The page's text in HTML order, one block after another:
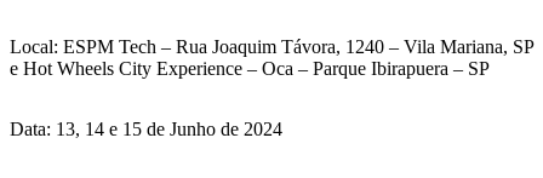
Local: ESPM Tech – Rua Joaquim Távora, 1240 – Vila Mariana, SP
e Hot Wheels City Experience – Oca – Parque Ibirapuera – SP
Data: 13, 14 e 15 de Junho de 2024